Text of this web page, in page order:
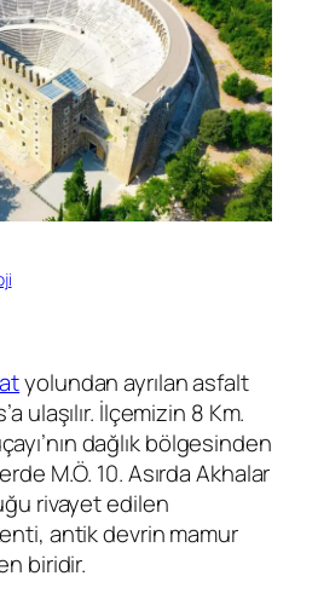
yolundan ayrılan asfalt
ulaşılır. İlçemizin 8 Km.
dağlık bölgesinden
M.Ö. 10. Asırda Akhalar
rivayet edilen
antik devrin mamur
biridir.